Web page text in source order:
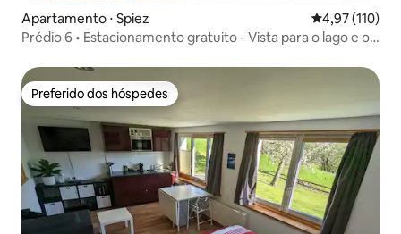
Apartamento ⋅ Spiez 4,97 de uma
4,97 (110)
Prédio 6 • Estacionamento gratuito - Vista para o lago e os
Preferido dos hóspedes
Preferido dos hóspedes